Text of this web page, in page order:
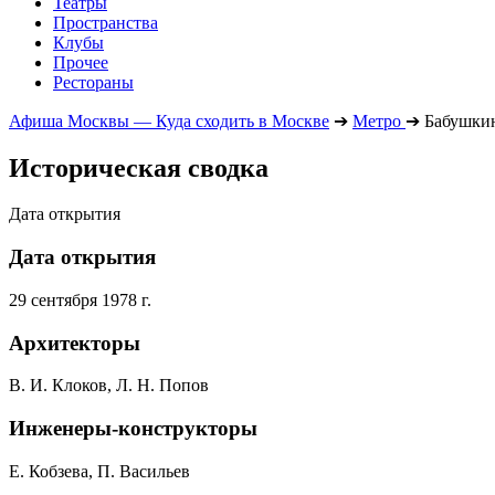
Пространства
Клубы
Прочее
Рестораны
Афиша Москвы — Куда сходить в Москве ➔ Метро ➔
Историческая сводка
Дата открытия
Дата открытия
29 сентября 1978 г.
Архитекторы
В. И. Клоков, Л. Н. Попов
Инженеры-конструкторы
Е. Кобзева, П. Васильев